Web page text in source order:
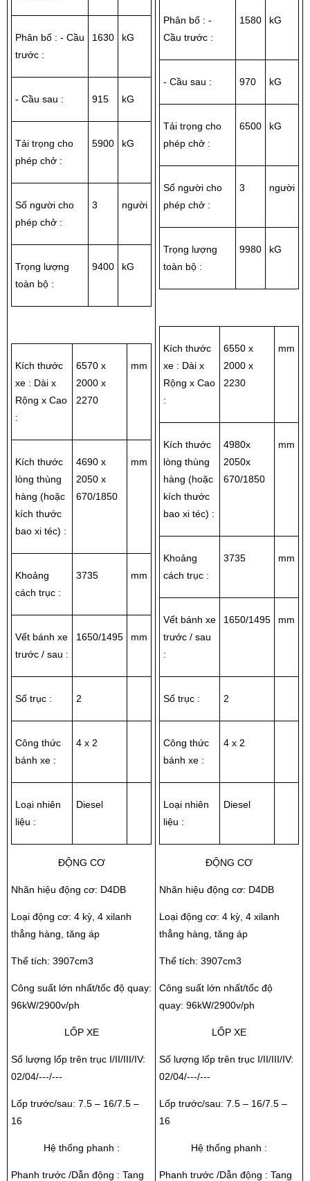
Phân bố : - Cầu
trước :
1630 kG
- Cầu sau : 915 kG
Tải trọng cho
phép chở :
5900 kG
Số người cho
phép chở :
3 người
Trọng lượng
toàn bộ :
9400 kG
Kích thước
xe : Dài x
Rộng x Cao
:
6570 x
2000 x
2270
mm
Kích thước
lòng thùng
hàng (hoặc
kích thước
bao xi téc) :
4690 x
2050 x
670/1850
mm
Khoảng
cách trục :
3735 mm
Vết bánh xe
trước / sau :
1650/1495 mm
Số trục : 2
Công thức
bánh xe :
4 x 2
Loại nhiên
liệu :
Diesel
ĐỘNG CƠ
Nhãn hiệu động cơ: D4DB
Loại động cơ: 4 kỳ, 4 xilanh
thẳng hàng, tăng áp
Thể tích: 3907cm3
Công suất lớn nhất/tốc độ quay:
96kW/2900v/ph
LỐP XE
Số lượng lốp trên trục I/II/III/IV:
02/04/---/---
Lốp trước/sau: 7.5 – 16/7.5 –
16
Hệ thống phanh :
Phanh trước /Dẫn động : Tang
Phân bố : -
Cầu trước :
1580 kG
- Cầu sau : 970 kG
Tải trọng cho
phép chở :
6500 kG
Số người cho
phép chở :
3 người
Trọng lượng
toàn bộ :
9980 kG
Kích thước
xe : Dài x
Rộng x Cao
:
6550 x
2000 x
2230
mm
Kích thước
lòng thùng
hàng (hoặc
kích thước
bao xi téc) :
4980x
2050x
670/1850
mm
Khoảng
cách trục :
3735 mm
Vết bánh xe
trước / sau
:
1650/1495 mm
Số trục : 2
Công thức
bánh xe :
4 x 2
Loại nhiên
liệu :
Diesel
ĐỘNG CƠ
Nhãn hiệu động cơ: D4DB
Loại động cơ: 4 kỳ, 4 xilanh
thẳng hàng, tăng áp
Thể tích: 3907cm3
Công suất lớn nhất/tốc độ
quay: 96kW/2900v/ph
LỐP XE
Số lượng lốp trên trục I/II/III/IV:
02/04/---/---
Lốp trước/sau: 7.5 – 16/7.5 –
16
Hệ thống phanh :
Phanh trước /Dẫn động : Tang